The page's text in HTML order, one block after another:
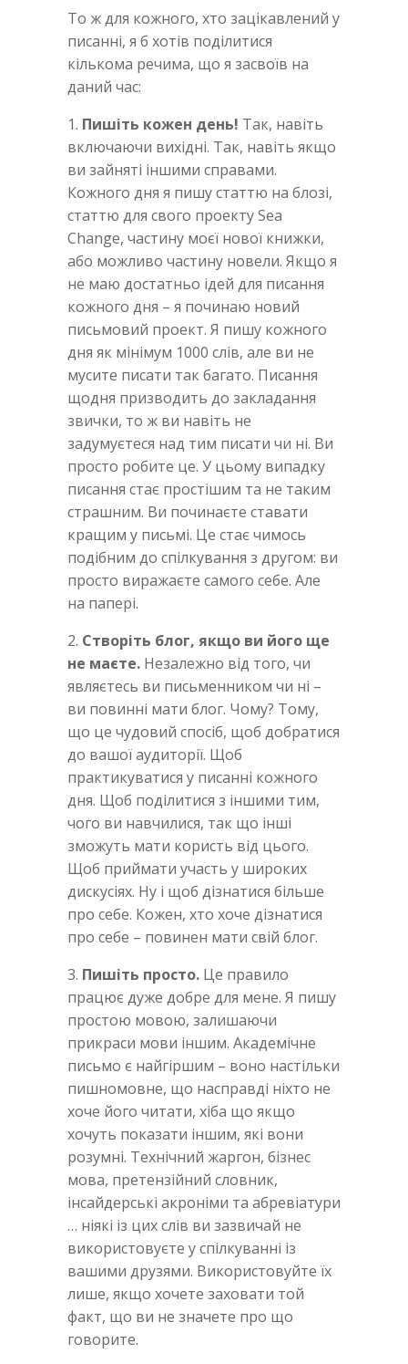
То ж для кожного, хто зацікавлений у
писанні, я б хотів поділитися
кількома речима, що я засвоїв на
даний час:
1. Пишіть кожен день! Так, навіть
включаючи вихідні. Так, навіть якщо
ви зайняті іншими справами.
Кожного дня я пишу статтю на блозі,
статтю для свого проекту Sea
Change, частину моєї нової книжки,
або можливо частину новели. Якщо я
не маю достатньо ідей для писання
кожного дня – я починаю новий
письмовий проект. Я пишу кожного
дня як мінімум 1000 слів, але ви не
мусите писати так багато. Писання
щодня призводить до закладання
звички, то ж ви навіть не
задумуєтеся над тим писати чи ні. Ви
просто робите це. У цьому випадку
писання стає простішим та не таким
страшним. Ви починаєте ставати
кращим у письмі. Це стає чимось
подібним до спілкування з другом: ви
просто виражаєте самого себе. Але
на папері.
2. Створіть блог, якщо ви його ще
не маєте. Незалежно від того, чи
являєтесь ви письменником чи ні –
ви повинні мати блог. Чому? Тому,
що це чудовий спосіб, щоб добратися
до вашої аудиторії. Щоб
практикуватися у писанні кожного
дня. Щоб поділитися з іншими тим,
чого ви навчилися, так що інші
зможуть мати користь від цього.
Щоб приймати участь у широких
дискусіях. Ну і щоб дізнатися більше
про себе. Кожен, хто хоче дізнатися
про себе – повинен мати свій блог.
3. Пишіть просто. Це правило
працює дуже добре для мене. Я пишу
простою мовою, залишаючи
прикраси мови іншим. Академічне
письмо є найгіршим – воно настільки
пишномовне, що насправді ніхто не
хоче його читати, хіба що якщо
хочуть показати іншим, які вони
розумні. Технічний жаргон, бізнес
мова, претензійний словник,
інсайдерські акроніми та абревіатури
… ніякі із цих слів ви зазвичай не
використовуєте у спілкуванні із
вашими друзями. Використовуйте їх
лише, якщо хочете заховати той
факт, що ви не значете про що
говорите.